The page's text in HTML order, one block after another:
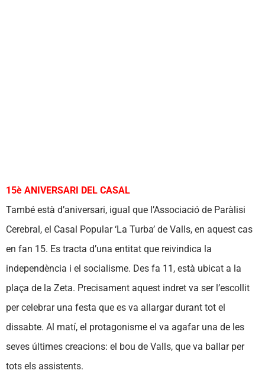
15è ANIVERSARI DEL CASAL
També està d’aniversari, igual que l’Associació de Paràlisi
Cerebral, el Casal Popular ‘La Turba’ de Valls, en aquest cas
en fan 15. Es tracta d’una entitat que reivindica la
independència i el socialisme. Des fa 11, està ubicat a la
plaça de la Zeta. Precisament aquest indret va ser l’escollit
per celebrar una festa que es va allargar durant tot el
dissabte. Al matí, el protagonisme el va agafar una de les
seves últimes creacions: el bou de Valls, que va ballar per
tots els assistents.